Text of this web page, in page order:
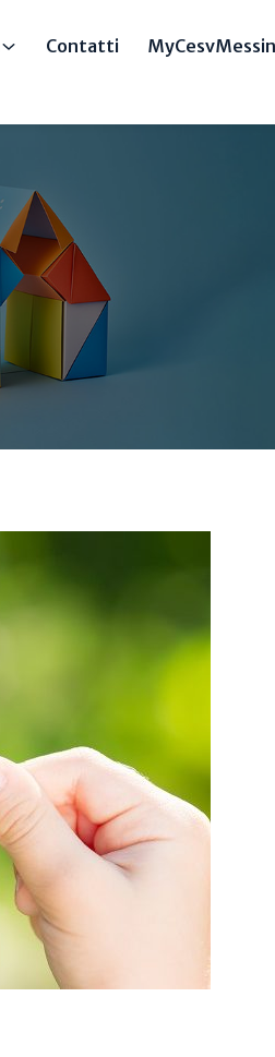
Contatti